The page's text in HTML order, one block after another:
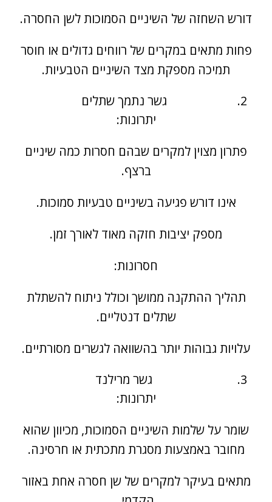
דורש השחזה של השיניים הסמוכות לשן החסרה.
פחות מתאים במקרים של רווחים גדולים או חוסר
תמיכה מספקת מצד השיניים הטבעיות.
גשר נתמך שתלים
יתרונות:
פתרון מצוין למקרים שבהם חסרות כמה שיניים
ברצף.
אינו דורש פגיעה בשיניים טבעיות סמוכות.
מספק יציבות חזקה מאוד לאורך זמן.
חסרונות:
תהליך ההתקנה ממושך וכולל ניתוח להשתלת
שתלים דנטליים.
עלויות גבוהות יותר בהשוואה לגשרים מסורתיים.
גשר מרילנד
יתרונות:
שומר על שלמות השיניים הסמוכות, מכיוון שהוא
מחובר באמצעות מסגרת מתכתית או חרסינה.
מתאים בעיקר למקרים של שן חסרה אחת באזור